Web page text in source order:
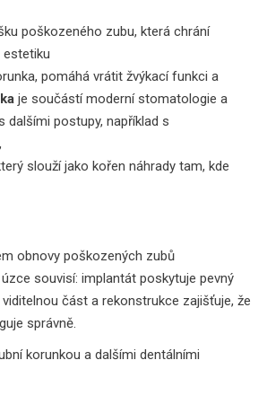
poškozeného zubu, která chrání
, pomáhá vrátit žvýkací funkci a
je součástí moderní stomatologie a
dalšími postupy, například s
,
slouží jako kořen náhrady tam, kde
obnovy poškozených zubů
souvisí: implantát poskytuje pevný
část a rekonstrukce zajišťuje, že
správně.
korunkou a dalšími dentálními